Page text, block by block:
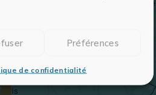
Préférences
de confidentialité